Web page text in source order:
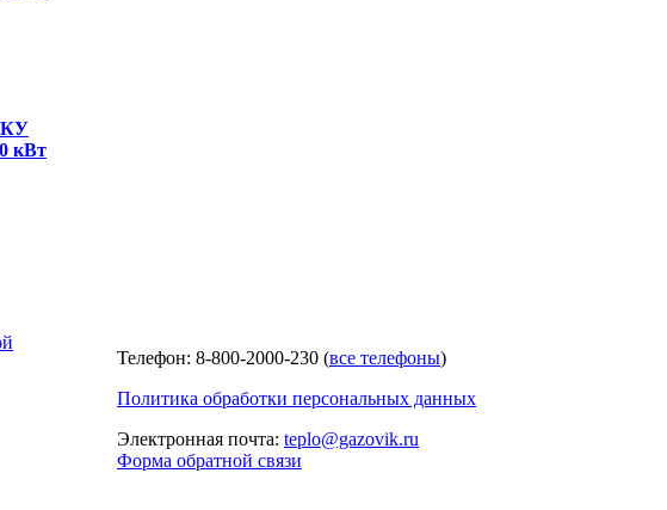
кВт
Телефон: 8-800-2000-230 (все телефоны)
Политика обработки персональных данных
Электронная почта: teplo@gazovik.ru
Форма обратной связи